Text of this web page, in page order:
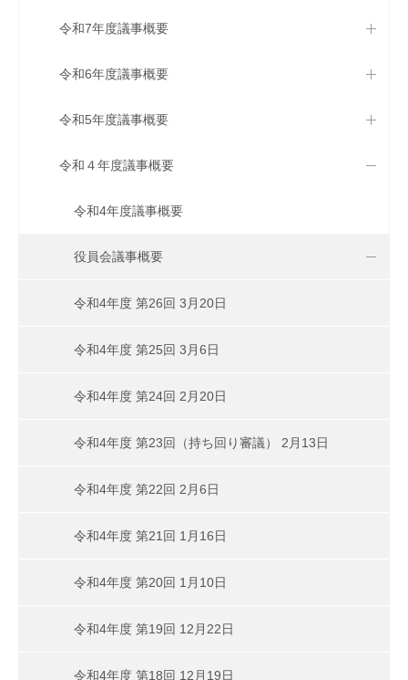
令和7年度議事概要
令和6年度議事概要
令和5年度議事概要
令和４年度議事概要
令和4年度議事概要
役員会議事概要
令和4年度 第26回 3月20日
令和4年度 第25回 3月6日
令和4年度 第24回 2月20日
令和4年度 第23回（持ち回り審議） 2月13日
令和4年度 第22回 2月6日
令和4年度 第21回 1月16日
令和4年度 第20回 1月10日
令和4年度 第19回 12月22日
令和4年度 第18回 12月19日